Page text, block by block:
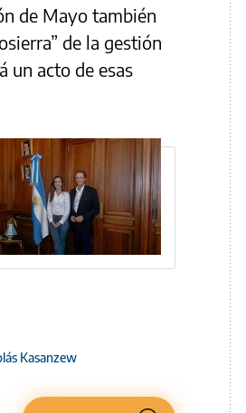
de Mayo también
de la gestión
un acto de esas
Kasanzew